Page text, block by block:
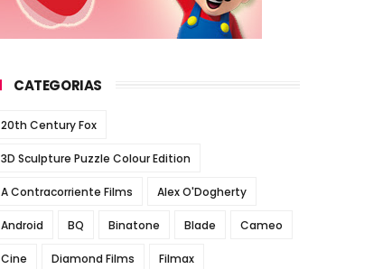
CATEGORIAS
20th Century Fox
3D Sculpture Puzzle Colour Edition
A Contracorriente Films Alex O'Dogherty
Android BQ Binatone Blade Cameo
Cine Diamond Films Filmax